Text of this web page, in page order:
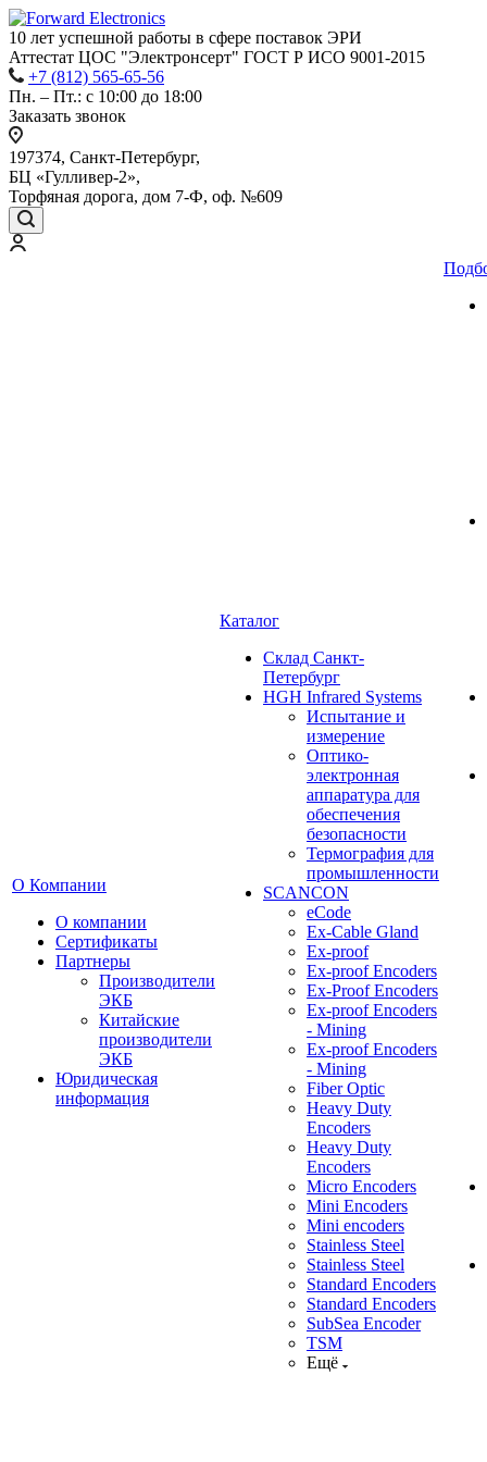
10 лет успешной работы в сфере поставок ЭРИ
Аттестат ЦОС "Электронсерт" ГОСТ Р ИСО 9001-2015
+7 (812) 565-65-56
Пн. – Пт.: с 10:00 до 18:00
Заказать звонок
197374, Санкт-Петербург,
БЦ «Гулливер-2»,
Торфяная дорога, дом 7-Ф, оф. №609
О Компании
О компании
Сертификаты
Партнеры
Производители
ЭКБ
Китайские
производители
ЭКБ
Юридическая
информация
Каталог
Cклад Санкт-
Петербург
HGH Infrared Systems
Испытание и
измерение
Оптико-
электронная
аппаратура для
обеспечения
безопасности
Термография для
промышленности
SCANCON
eCode
Ex-Cable Gland
Ex-proof
Ex-proof Encoders
Ex-Proof Encoders
Ex-proof Encoders
- Mining
Ex-proof Encoders
- Mining
Fiber Optic
Heavy Duty
Encoders
Heavy Duty
Encoders
Micro Encoders
Mini Encoders
Mini encoders
Stainless Steel
Stainless Steel
Standard Encoders
Standard Encoders
SubSea Encoder
TSM
Ещё